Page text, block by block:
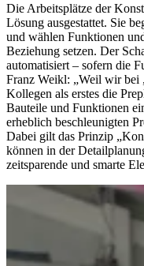
Die Arbeitsplätze der
Lösung ausgestattet. Sie
und wählen Funktionen
Beziehung setzen. Der
automatisiert – sofern die
Franz Weikl: „Weil wir bei
Kollegen als erstes die
Bauteile und Funktionen
erheblich beschleunigten
Dabei gilt das Prinzip
können in der
zeitsparende und smarte